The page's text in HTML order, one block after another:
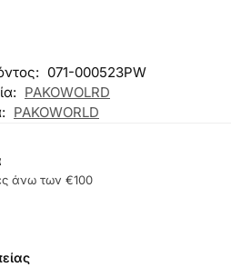
071-000523PW
PAKOWOLRD
PAKOWORLD
άνω των €100